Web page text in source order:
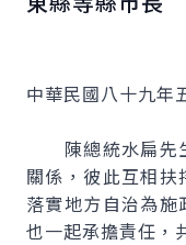
中華民國八十九年
陳總統水扁先
關係，彼此互相
落實地方自治為施
也一起承擔責任，